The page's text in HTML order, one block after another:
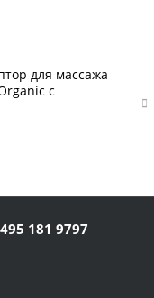
для массажа
с
181 9797